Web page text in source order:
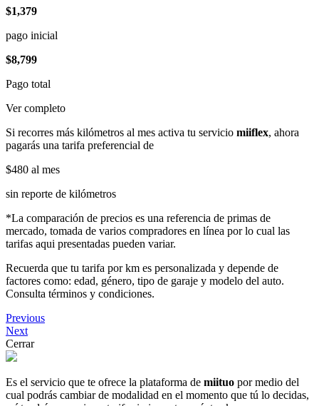
$1,379
pago inicial
$8,799
Pago total
Ver completo
Si recorres más kilómetros al mes activa tu servicio miiflex, ahora
pagarás una tarifa preferencial de
$480 al mes
sin reporte de kilómetros
*La comparación de precios es una referencia de primas de
mercado, tomada de varios compradores en línea por lo cual las
tarifas aqui presentadas pueden variar.
Recuerda que tu tarifa por km es personalizada y depende de
factores como: edad, género, tipo de garaje y modelo del auto.
Consulta términos y condiciones.
Previous
Next
Cerrar
Es el servicio que te ofrece la plataforma de miituo por medio del
cual podrás cambiar de modalidad en el momento que tú lo decidas,